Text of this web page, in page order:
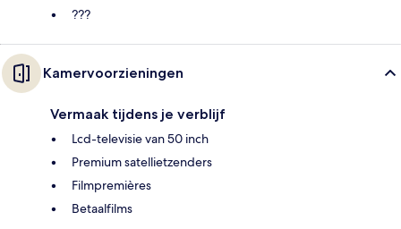
???
Kamervoorzieningen
Vermaak tijdens je verblijf
Lcd-televisie van 50 inch
Premium satellietzenders
Filmpremières
Betaalfilms